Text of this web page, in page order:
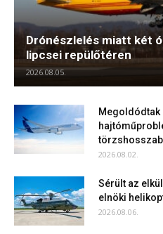
Drónészlelés miatt két
lipcsei repülőtéren
2026.08.05.
Megoldódtak
2026.08.02.
Sérült az
elnöki
2026.08.06.